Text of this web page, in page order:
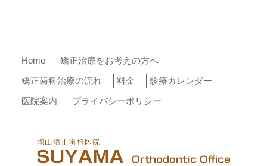
Home
矯正治療をお考えの方へ
矯正歯科治療の流れ
料金
診療カレンダー
医院案内
プライバシーポリシー